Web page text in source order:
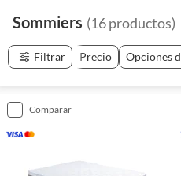
Sommiers (16productos)
Filtrar Precio Opciones
comparar